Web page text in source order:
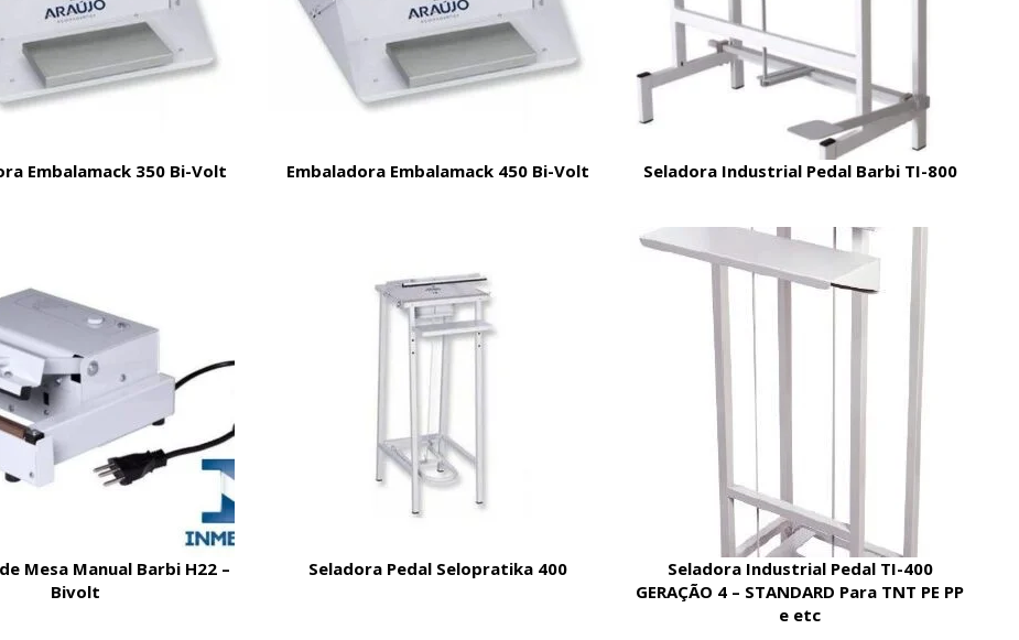
Embalamack 350 Bi-Volt Embaladora Embalamack 450 Bi-Volt Seladora Industrial Pedal Barbi TI-800
Mesa Manual Barbi H22 –
Bivolt
Seladora Pedal Selopratika 400
Seladora Industrial Pedal TI-400
GERAÇÃO 4 – STANDARD Para TNT PE PP
e etc